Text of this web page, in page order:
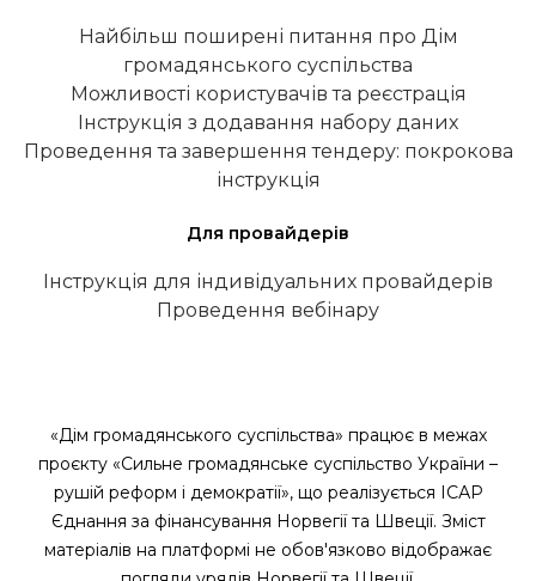
Найбільш поширені питання про Дім
громадянського суспільства
Можливості користувачів та реєстрація
Інструкція з додавання набору даних
Проведення та завершення тендеру: покрокова
інструкція
Для провайдерів
Інструкція для індивідуальних провайдерів
Проведення вебінару
«Дім громадянського суспільства» працює в межах
проєкту «Сильне громадянське суспільство України –
рушій реформ і демократії», що реалізується ІСАР
Єднання за фінансування Норвегії та Швеції. Зміст
матеріалів на платформі не обов'язково відображає